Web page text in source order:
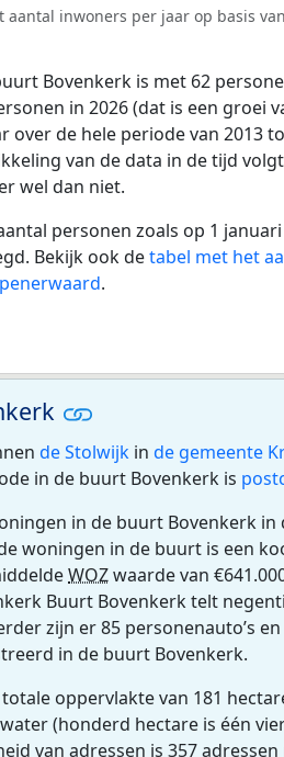
aantal inwoners per jaar op basis
Bovenkerk is met 62
in 2026 (dat is een groei
over de hele periode van 2013
van de data in de tijd
wel dan niet.
personen zoals op 1
Bekijk ook detabel met het
.
de Stolwijk in de gemeente
in de buurt Bovenkerk is
in de buurt Bovenkerk in
woningen in de buurt is een
WOZwaarde van
Buurt Bovenkerk telt
zijn er 85 personenauto’s en
in de buurt Bovenkerk.
oppervlakte van 181
(honderd hectare is één
van adressen is 357